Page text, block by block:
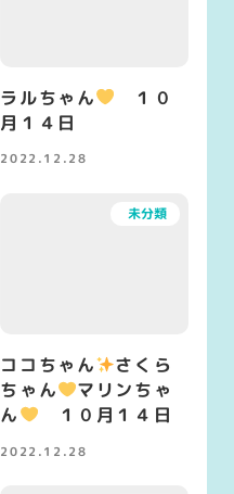
ラルちゃん
１０
月１４日
投稿日
2022.12.28
未分類
ココちゃん
さくら
ちゃん
マリンちゃ
ん
１０月１４日
投稿日
2022.12.28